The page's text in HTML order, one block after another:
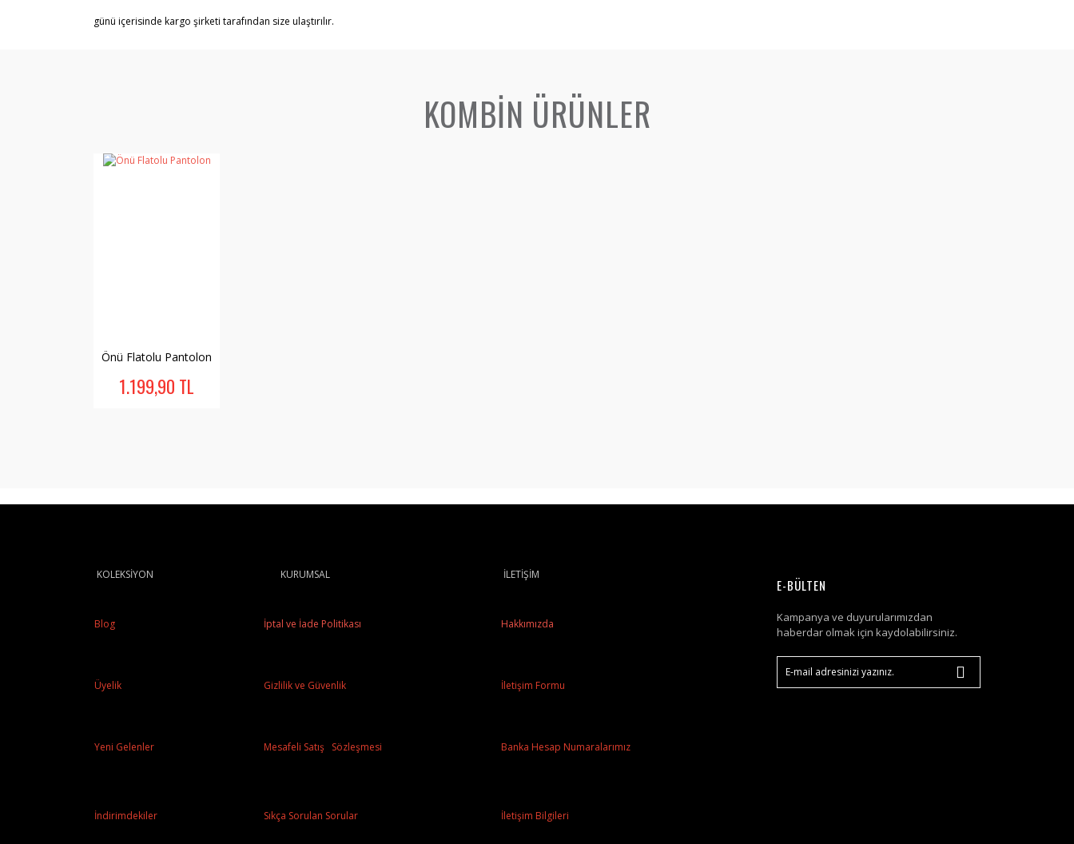
günü içerisinde kargo şirketi tarafından size ulaştırılır.
KOMBİN ÜRÜNLER
Önü Flatolu Pantolon
1.199,90 TL
KOLEKSİYON KURUMSAL İLETİŞİM
Blog İptal ve İade Politikası Hakkımızda
Üyelik Gizlilik ve Güvenlik İletişim Formu
Yeni Gelenler Mesafeli Satış Sözleşmesi Banka Hesap Numaralarımız
İndirimdekiler Sıkça Sorulan Sorular İletişim Bilgileri
E-BÜLTEN
Kampanya ve duyurularımızdan
haberdar olmak için kaydolabilirsiniz.